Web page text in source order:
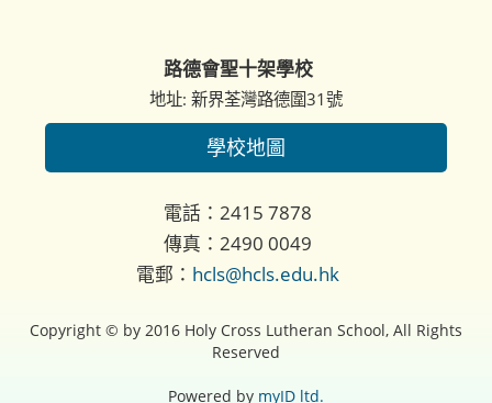
路德會聖十架學校
地址: 新界荃灣路德圍31號
學校地圖
電話：2415 7878
傳真：2490 0049
電郵： hcls@hcls.edu.hk
Copyright © by 2016 Holy Cross Lutheran School, All Rights
Reserved
Powered by myID ltd.